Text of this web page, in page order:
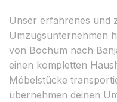
Unser erfahrenes und
Umzugsunternehmen
von Bochum nach
einen kompletten
Möbelstücke
übernehmen deinen